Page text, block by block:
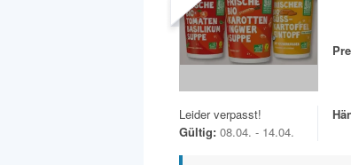
Leider verpasst!
Gültig: 08.04. - 14.04.